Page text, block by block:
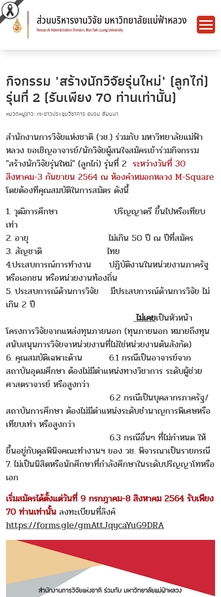
กิจกรรม "สร้างนักวิจัยรุ่นใหม่" (ลูกไก่)
รุ่นที่ 2 (รับเพียง 70 ท่านเท่านั้น)
หมวดหมู่ข่าว: rs-ข่าวประชุมวิชาการ อบรม สัมมนา
สำนักงานการวิจัยแห่งชาติ (วช.) ร่วมกับ มหาวิทยาลัยแม่ฟ้า
หลวง ขอเชิญอาจารย์/นักวิจัยผู้สนใจสมัครเข้าร่วมกิจกรรม
"สร้างนักวิจัยรุ่นใหม่" (ลูกไก่) รุ่นที่ 2 ระหว่างวันที่ 30
สิงหาคม-3 กันยายน 2564 ณ ห้องคำหมอกหลวง M-Square
โดยต้องทีคุณสมบัติในการสมัตร ดังนี้
1. วุฒิการศึกษา ปริญญาตรี ขึ้นไปหรือเทียบ
เท่า
2. อายุ ไม่เกิน 50 ปี ณ ปีที่สมัคร
3. สัญชาติ ไทย
4.ประสบการณ์การทำงาน ปฏิบัติงานในหน่วยงานภาครัฐ
หรือเอกชน หรือหน่วยงานท้องถิ่น
5. ประสบการณ์ด้านการวิจัย มีประสบการณ์ด้านการวิจัย ไม่
เกิน 2 ปี
ไม่เคยเป็นหัวหน้า
โครงการวิจัยจากแหล่งทุนภายนอก (ทุนภายนอก หมายถึงทุน
สนับสนุนการวิจัยจาหน่วยงานที่ไม่ใช่หน่วยงานต้นสังกัด)
6. คุณสมบัติเฉพาะด้าน 6.1 กรณีเป็นอาจารย์จาก
สถาบันอุดมศึกษา ต้องไม่มีตำแหน่งทางวิชาการ ระดับผู้ช่วย
ศาสตราจารย์ หรือสูงกว่า
6.2 กรณีเป็นบุคลากรภาครัฐ/
สถาบันการศึกษา ต้องไม่มีตำแหน่งระดับชำนาญการพิเศษหรือ
เทียบเท่า หรือสูงกว่า
6.3 กรณีอื่นๆ ที่ไม่กำหนด ให้
ขึ้นอยู่กับดุลพินิจคณะทำงานฯ ของ วช. พิจารณาเป็นรายกรณี
7. ไม่เป็นนิสิตหรือนักศึกษาที่กำลังศึกษาในระดับปริญญาโทหรือ
เอก
เริ่มสมัครได้ตั้งแต่วันที่ 9 กรกฎาคม-8 สิงหาคม 2564 รับเพียง
70 ท่านเท่านั้น ลงทะเบียนที่ลิงค์
https://forms.gle/gmAttJqycaYuG9DRA